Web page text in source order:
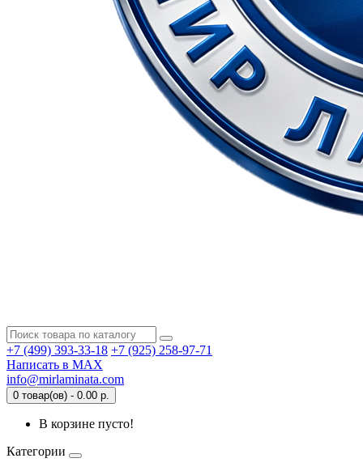
+7 (499) 393-33-18 +7 (925) 258-97-71
Написать в MAX
info@mirlaminata.com
0 товар(ов) - 0.00 р.
В корзине пусто!
Категории